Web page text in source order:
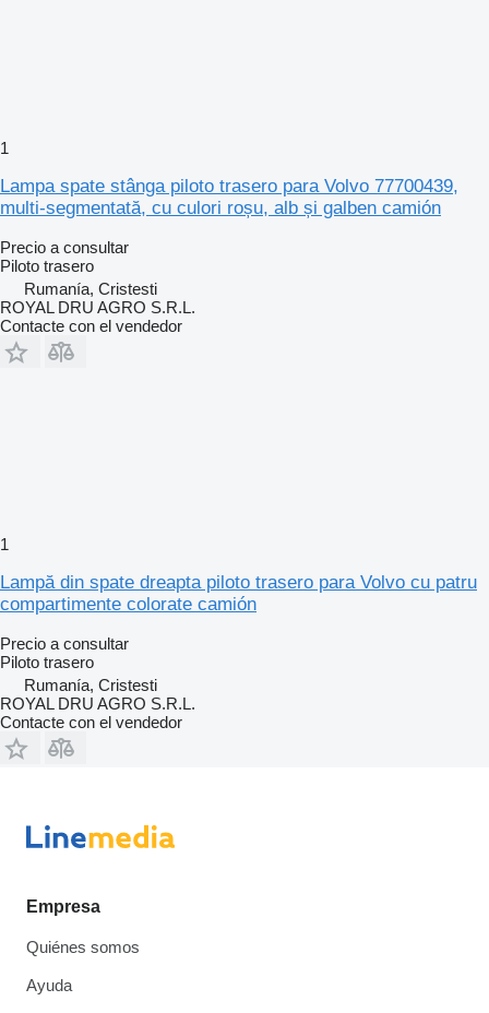
1
Lampa spate stânga piloto trasero para Volvo 77700439,
multi-segmentată, cu culori roșu, alb și galben camión
Precio a consultar
Piloto trasero
Rumanía, Cristesti
ROYAL DRU AGRO S.R.L.
Contacte con el vendedor
1
Lampă din spate dreapta piloto trasero para Volvo cu patru
compartimente colorate camión
Precio a consultar
Piloto trasero
Rumanía, Cristesti
ROYAL DRU AGRO S.R.L.
Contacte con el vendedor
Empresa
Quiénes somos
Ayuda